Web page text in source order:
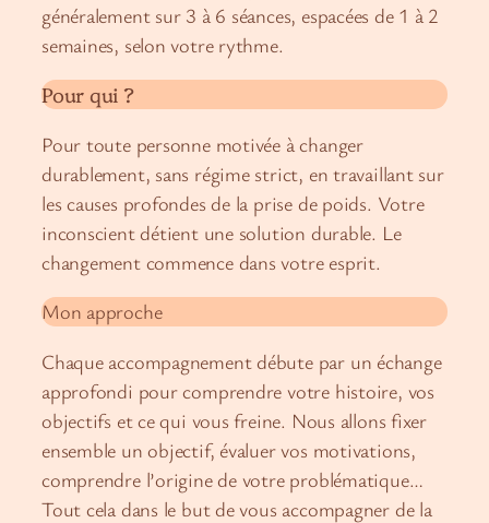
généralement sur 3 à 6 séances, espacées de 1 à 2
semaines, selon votre rythme.
Pour qui ?
Pour toute personne motivée à changer
durablement, sans régime strict, en travaillant sur
les causes profondes de la prise de poids. Votre
inconscient détient une solution durable. Le
changement commence dans votre esprit.
Mon approche
Chaque accompagnement débute par un échange
approfondi pour comprendre votre histoire, vos
objectifs et ce qui vous freine. Nous allons fixer
ensemble un objectif, évaluer vos motivations,
comprendre l’origine de votre problématique…
Tout cela dans le but de vous accompagner de la